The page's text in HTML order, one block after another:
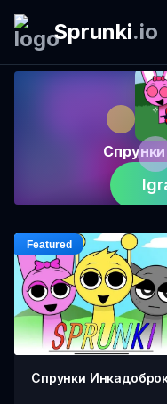
Sprunki.io
Спрунки